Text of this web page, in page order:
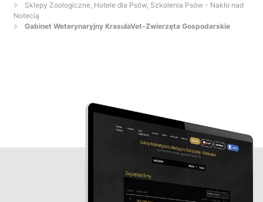
Sklepy Zoologiczne, Hotele dla Psów, Szkolenia Psów - Nakło nad
Notecią
Gabinet Weterynaryjny KrasulaVet-Zwierzęta Gospodarskie